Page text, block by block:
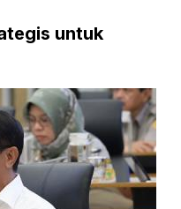
untuk